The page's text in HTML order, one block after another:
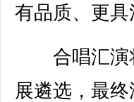
有品质、更具
合唱汇演
展遴选，最